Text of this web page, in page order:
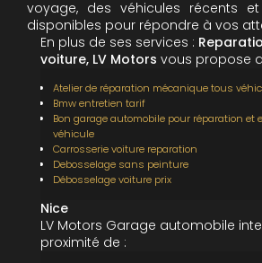
voyage, des véhicules récents
disponibles pour répondre à vos
En plus de ses services :
voiture, LV Motors vous propose
Atelier de réparation mécanique tous
Bmw entretien tarif
Bon garage automobile pour réparation et
véhicule
Carrosserie voiture reparation
Debosselage sans peinture
Débosselage voiture prix
Nice
LV Motors Garage automobile
proximité de :